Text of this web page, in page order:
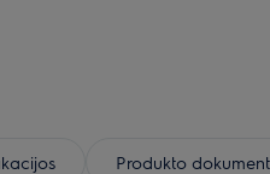
Produkto